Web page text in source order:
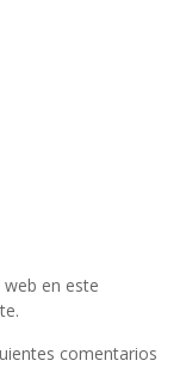
en este
comentarios